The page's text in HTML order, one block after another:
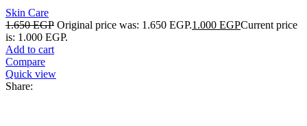
Skin Care
1.650EGP Original price was: 1.650 EGP.1.000 EGPCurrent price
is: 1.000 EGP.
Add to cart
Compare
Quick view
Share: